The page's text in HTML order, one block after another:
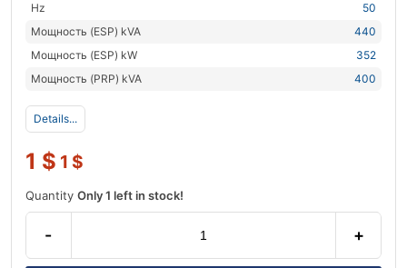
Hz
50
Мощность (ESP) kVA
440
Мощность (ESP) kW
352
Мощность (PRP) kVA
400
Details...
1 $ 1 $
Quantity Only 1 left in stock!
- +